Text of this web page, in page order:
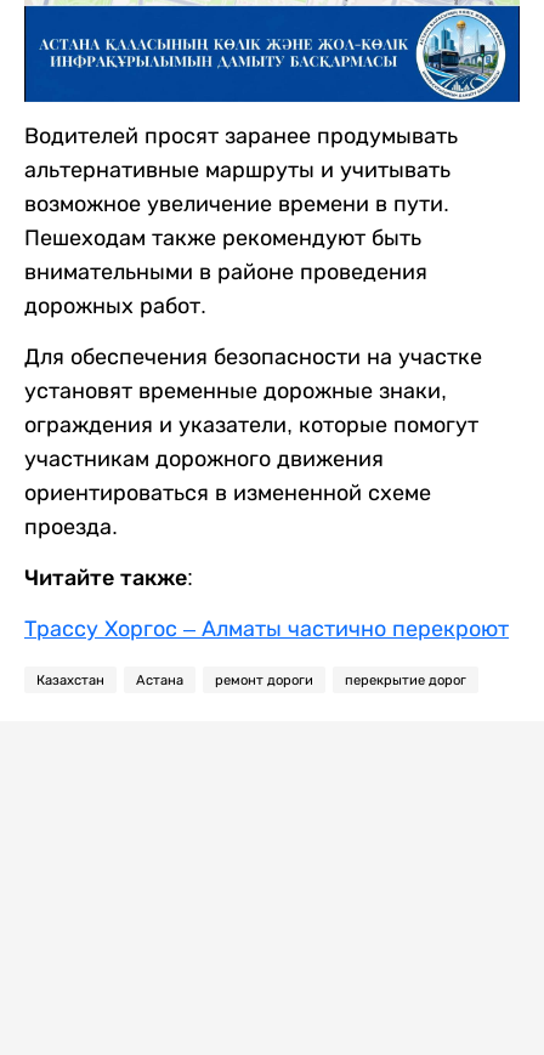
Водителей просят заранее продумывать
альтернативные маршруты и учитывать
возможное увеличение времени в пути.
Пешеходам также рекомендуют быть
внимательными в районе проведения
дорожных работ.
Для обеспечения безопасности на участке
установят временные дорожные знаки,
ограждения и указатели, которые помогут
участникам дорожного движения
ориентироваться в измененной схеме
проезда.
Читайте также:
Трассу Хоргос – Алматы частично перекроют
Казахстан Астана ремонт дороги перекрытие дорог